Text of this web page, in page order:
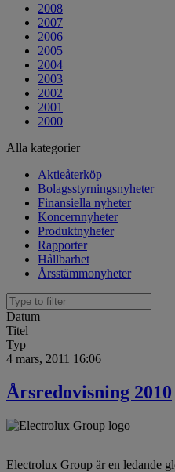
2008
2007
2006
2005
2004
2003
2002
2001
2000
Alla kategorier
Aktieåterköp
Bolagsstyrningsnyheter
Finansiella nyheter
Koncernnyheter
Produktnyheter
Rapporter
Hållbarhet
Årsstämmonyheter
Datum
Titel
Typ
4 mars, 2011 16:06
Årsredovisning 2010
Electrolux Group är en ledande